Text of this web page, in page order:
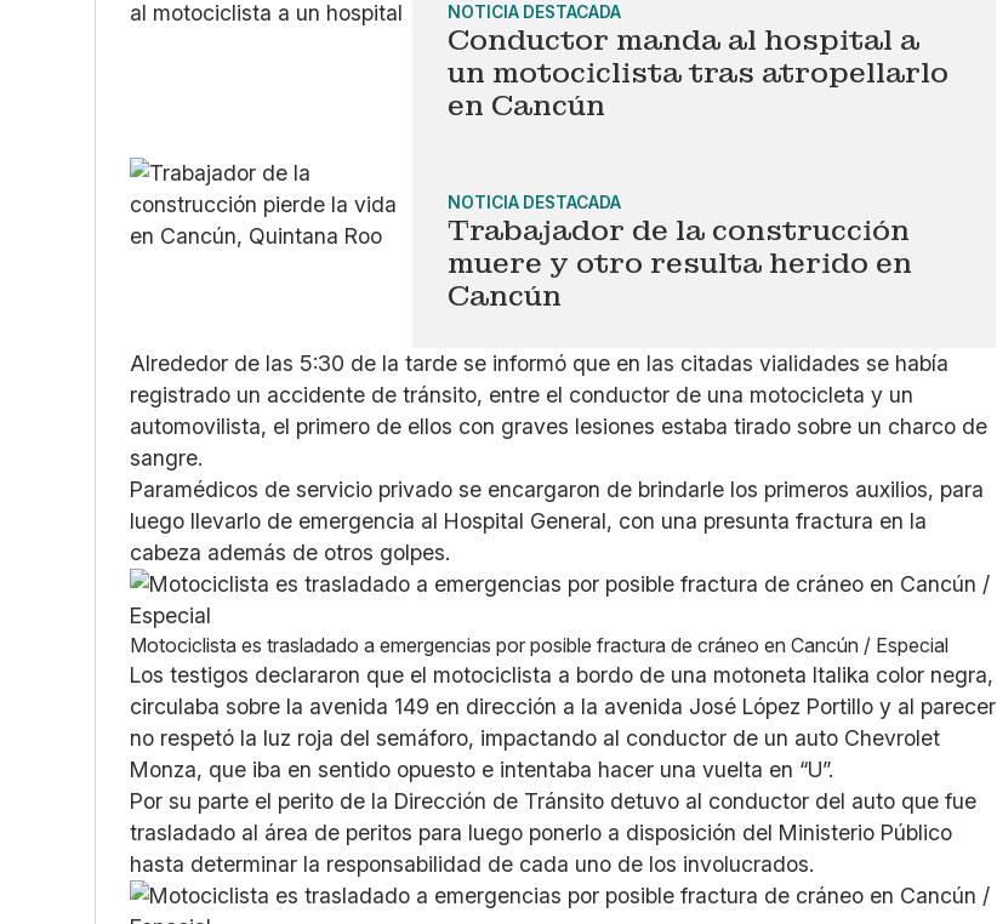
NOTICIA DESTACADA
Conductor manda al hospital a
un motociclista tras atropellarlo
en Cancún
NOTICIA DESTACADA
Trabajador de la construcción
muere y otro resulta herido en
Cancún
Alrededor de las 5:30 de la tarde se informó que en las citadas vialidades se había
registrado un accidente de tránsito, entre el conductor de una motocicleta y un
automovilista, el primero de ellos con graves lesiones estaba tirado sobre un charco de
sangre.
Paramédicos de servicio privado se encargaron de brindarle los primeros auxilios, para
luego llevarlo de emergencia al Hospital General, con una presunta fractura en la
cabeza además de otros golpes.
Motociclista es trasladado a emergencias por posible fractura de cráneo en Cancún / Especial
Los testigos declararon que el motociclista a bordo de una motoneta Italika color negra,
circulaba sobre la avenida 149 en dirección a la avenida José López Portillo y al parecer
no respetó la luz roja del semáforo, impactando al conductor de un auto Chevrolet
Monza, que iba en sentido opuesto e intentaba hacer una vuelta en “U”.
Por su parte el perito de la Dirección de Tránsito detuvo al conductor del auto que fue
trasladado al área de peritos para luego ponerlo a disposición del Ministerio Público
hasta determinar la responsabilidad de cada uno de los involucrados.